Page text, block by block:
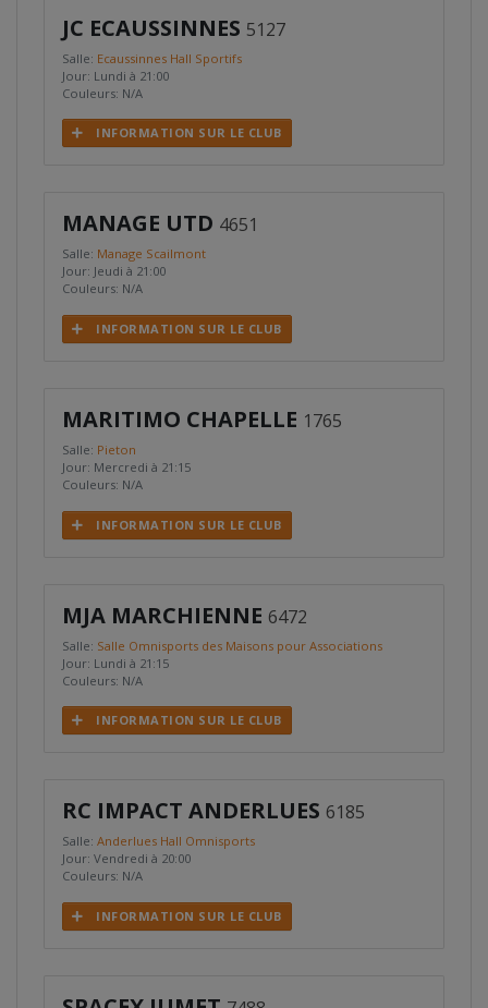
JC ECAUSSINNES 5127
Salle: Ecaussinnes Hall Sportifs
Jour: Lundi à 21:00
Couleurs: N/A
INFORMATION SUR LE CLUB
MANAGE UTD 4651
Salle: Manage Scailmont
Jour: Jeudi à 21:00
Couleurs: N/A
INFORMATION SUR LE CLUB
MARITIMO CHAPELLE 1765
Salle: Pieton
Jour: Mercredi à 21:15
Couleurs: N/A
INFORMATION SUR LE CLUB
MJA MARCHIENNE 6472
Salle: Salle Omnisports des Maisons pour Associations
Jour: Lundi à 21:15
Couleurs: N/A
INFORMATION SUR LE CLUB
RC IMPACT ANDERLUES 6185
Salle: Anderlues Hall Omnisports
Jour: Vendredi à 20:00
Couleurs: N/A
INFORMATION SUR LE CLUB